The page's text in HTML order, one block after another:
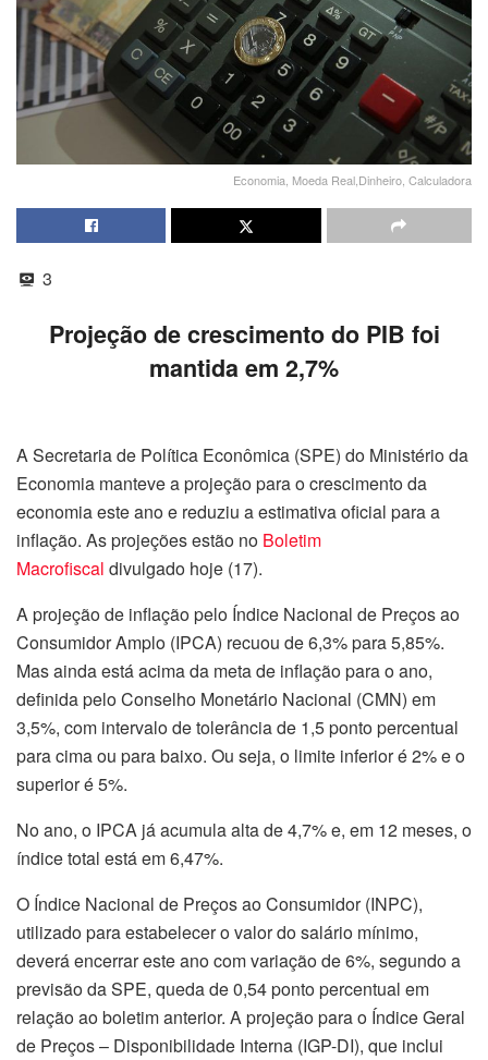
Economia, Moeda Real,Dinheiro, Calculadora
3
Projeção de crescimento do PIB foi
mantida em 2,7%
A Secretaria de Política Econômica (SPE) do Ministério da
Economia manteve a projeção para o crescimento da
economia este ano e reduziu a estimativa oficial para a
inflação. As projeções estão no Boletim
Macrofiscal divulgado hoje (17).
A projeção de inflação pelo Índice Nacional de Preços ao
Consumidor Amplo (IPCA) recuou de 6,3% para 5,85%.
Mas ainda está acima da meta de inflação para o ano,
definida pelo Conselho Monetário Nacional (CMN) em
3,5%, com intervalo de tolerância de 1,5 ponto percentual
para cima ou para baixo. Ou seja, o limite inferior é 2% e o
superior é 5%.
No ano, o IPCA já acumula alta de 4,7% e, em 12 meses, o
índice total está em 6,47%.
O Índice Nacional de Preços ao Consumidor (INPC),
utilizado para estabelecer o valor do salário mínimo,
deverá encerrar este ano com variação de 6%, segundo a
previsão da SPE, queda de 0,54 ponto percentual em
relação ao boletim anterior. A projeção para o Índice Geral
de Preços – Disponibilidade Interna (IGP-DI), que inclui